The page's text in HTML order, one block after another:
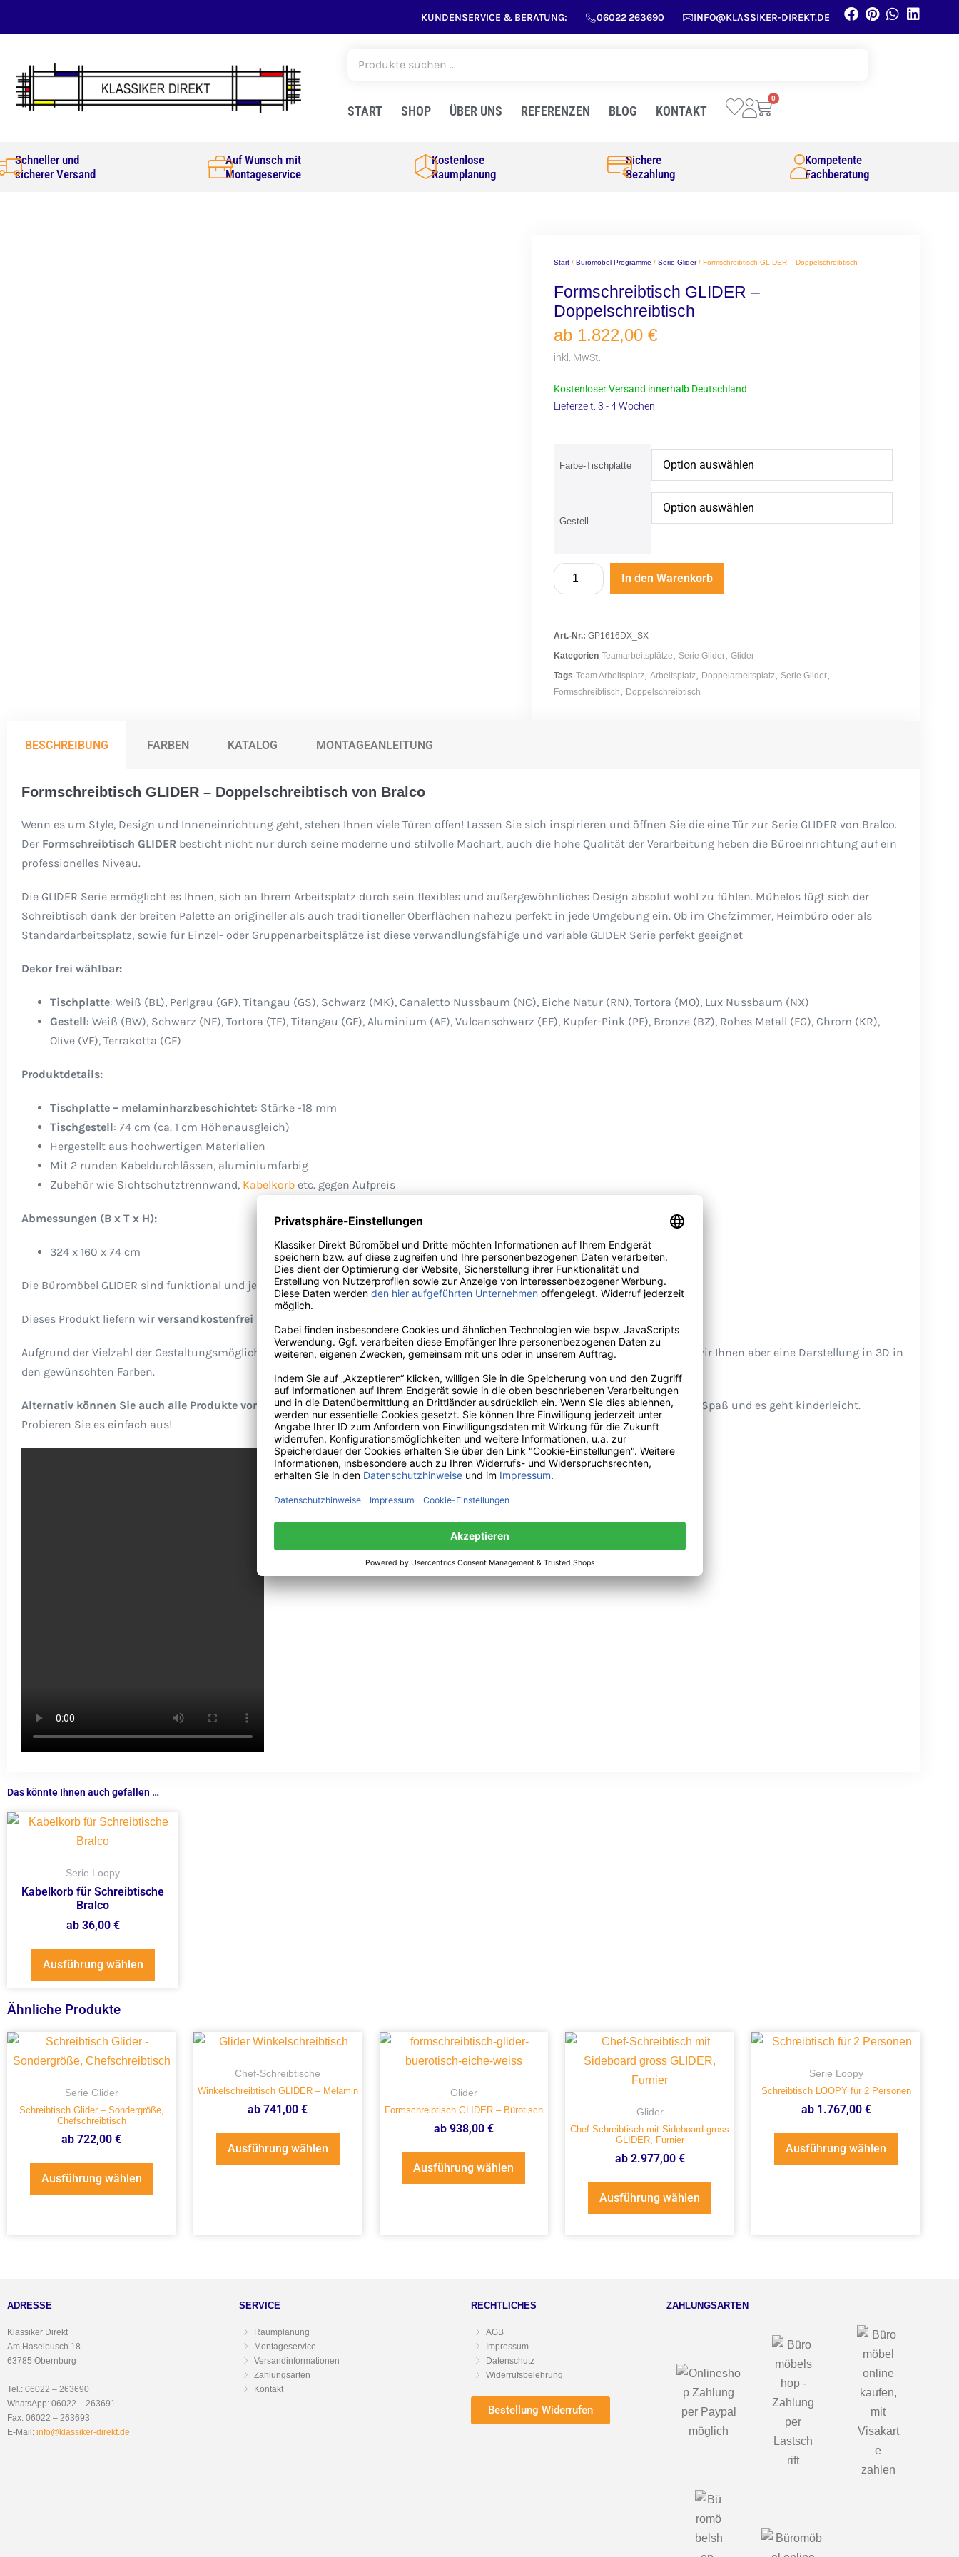
KUNDENSERVICE & BERATUNG: 06022 263690 INFO@KLASSIKER-DIREKT.DE
START SHOP ÜBER UNS REFERENZEN BLOG KONTAKT
0
Schneller und
sicherer Versand
Auf Wunsch mit
Montageservice
Kostenlose
Raumplanung
Sichere
Bezahlung
Kompetente
Fachberatung
Start / Büromöbel-Programme / Serie Glider/ Formschreibtisch GLIDER – Doppelschreibtisch
Formschreibtisch GLIDER –
Doppelschreibtisch
ab 1.822,00 €
inkl. MwSt.
Kostenloser Versand innerhalb Deutschland
Lieferzeit: 3 - 4 Wochen
Farbe-Tischplatte
Gestell
In den Warenkorb
Art.-Nr.: GP1616DX_SX
Kategorien Teamarbeitsplätze Serie Glider Glider
Tags Team Arbeitsplatz Arbeitsplatz Doppelarbeitsplatz Serie Glider
Formschreibtisch Doppelschreibtisch
BESCHREIBUNG FARBEN KATALOG MONTAGEANLEITUNG
Formschreibtisch GLIDER – Doppelschreibtisch von Bralco
Wenn es um Style, Design und Inneneinrichtung geht, stehen Ihnen viele Türen offen! Lassen Sie sich inspirieren und öffnen Sie die eine Tür zur Serie GLIDER von Bralco.
Der Formschreibtisch GLIDER besticht nicht nur durch seine moderne und stilvolle Machart, auch die hohe Qualität der Verarbeitung heben die Büroeinrichtung auf ein
professionelles Niveau.
Die GLIDER Serie ermöglicht es Ihnen, sich an Ihrem Arbeitsplatz durch sein flexibles und außergewöhnliches Design absolut wohl zu fühlen. Mühelos fügt sich der
Schreibtisch dank der breiten Palette an origineller als auch traditioneller Oberflächen nahezu perfekt in jede Umgebung ein. Ob im Chefzimmer, Heimbüro oder als
Standardarbeitsplatz, sowie für Einzel- oder Gruppenarbeitsplätze ist diese verwandlungsfähige und variable GLIDER Serie perfekt geeignet
Dekor frei wählbar:
Tischplatte: Weiß (BL), Perlgrau (GP), Titangau (GS), Schwarz (MK), Canaletto Nussbaum (NC), Eiche Natur (RN), Tortora (MO), Lux Nussbaum (NX)
Gestell: Weiß (BW), Schwarz (NF), Tortora (TF), Titangau (GF), Aluminium (AF), Vulcanschwarz (EF), Kupfer-Pink (PF), Bronze (BZ), Rohes Metall (FG), Chrom (KR),
Olive (VF), Terrakotta (CF)
Produktdetails:
Tischplatte – melaminharzbeschichtet: Stärke -18 mm
Tischgestell: 74 cm (ca. 1 cm Höhenausgleich)
Hergestellt aus hochwertigen Materialien
Mit 2 runden Kabeldurchlässen, aluminiumfarbig
Zubehör wie Sichtschutztrennwand, Kabelkorb etc. gegen Aufpreis
Abmessungen (B x T x H):
324 x 160 x 74 cm
Die Büromöbel GLIDER sind funktional und jederzeit erweiterbar (auch in anderen Formen und Größen erhältlich)
Dieses Produkt liefern wir versandkostenfrei
Aufgrund der Vielzahl der Gestaltungsmöglichkeiten, können wir Ihnen hier nicht alle Farbvarianten präsentieren. Gerne erstellen wir Ihnen aber eine Darstellung in 3D in
den gewünschten Farben.
Alternativ können Sie auch alle Produkte von Bralco mit dem kostenlosen KonfiguratorpCon.boxselbst konfigurieren.Es macht Spaß und es geht kinderleicht.
Probieren Sie es einfach aus!
Das könnte Ihnen auch gefallen …
Serie Loopy
Kabelkorb für Schreibtische
Bralco
ab 36,00 €
Ausführung wählen
Ähnliche Produkte
Serie Glider
Schreibtisch Glider – Sondergröße,
Chefschreibtisch
ab722,00€
Ausführung wählen
Chef-Schreibtische
Winkelschreibtisch GLIDER – Melamin
ab741,00€
Ausführung wählen
Glider
Formschreibtisch GLIDER – Bürotisch
ab 938,00 €
Ausführung wählen
Glider
Chef-Schreibtisch mit Sideboard gross
GLIDER, Furnier
ab 2.977,00 €
Ausführung wählen
Serie Loopy
Schreibtisch LOOPY für 2 Personen
ab 1.767,00 €
Ausführung wählen
ADRESSE
Klassiker Direkt
Am Haselbusch 18
63785 Obernburg
Tel.: 06022 – 263690
WhatsApp: 06022 – 263691
Fax: 06022 – 263693
E-Mail: info@klassiker-direkt.de
SERVICE
Raumplanung
Montageservice
Versandinformationen
Zahlungsarten
Kontakt
RECHTLICHES
AGB
Impressum
Datenschutz
Widerrufsbelehrung
Bestellung Widerrufen
ZAHLUNGSARTEN